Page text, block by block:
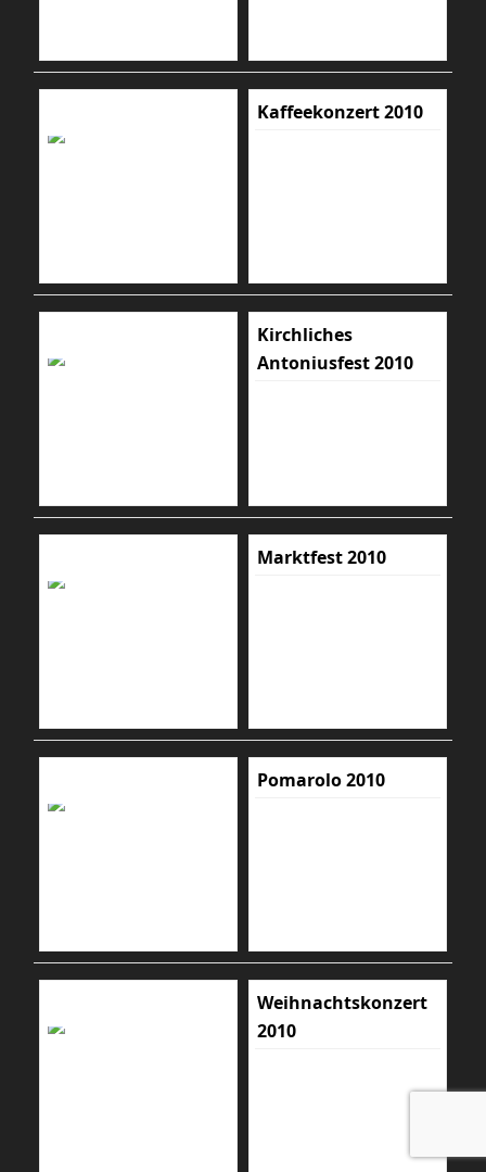
Kaffeekonzert 2010
Kirchliches
Antoniusfest 2010
Marktfest 2010
Pomarolo 2010
Weihnachtskonzert
2010